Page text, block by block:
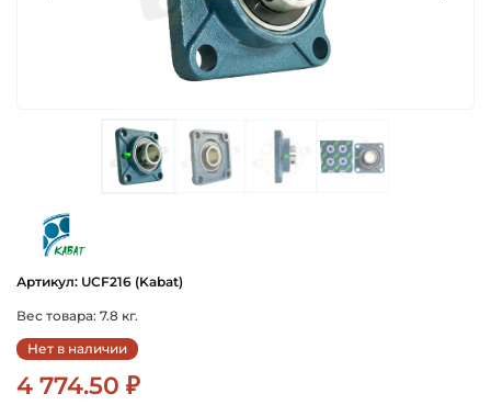
Артикул: UCF216 (Kabat)
Вес товара: 7.8 кг.
Нет в наличии
4 774.50 ₽